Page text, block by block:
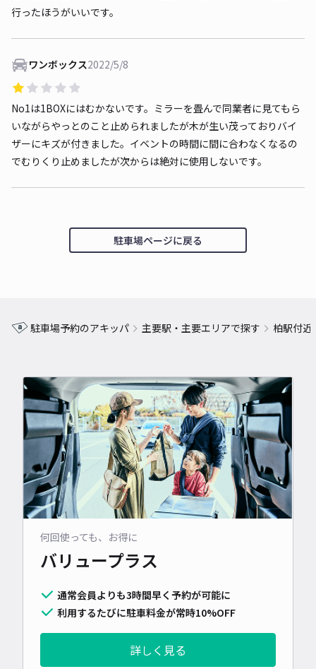
行ったほうがいいです。
ワンボックス2022/5/8
No1は1BOXにはむかないです。ミラーを畳んで同業者に見てもら
いながらやっとのこと止められましたが木が生い茂っておりバイ
ザーにキズが付きました。イベントの時間に間に合わなくなるの
でむりくり止めましたが次からは絶対に使用しないです。
駐車場ページに戻る
駐車場予約のアキッパ 主要駅・主要エリアで探す 柏駅付近
何回使っても、お得に
バリュープラス
通常会員よりも3時間早く予約が可能に
利用するたびに駐車料金が常時10%OFF
詳しく見る